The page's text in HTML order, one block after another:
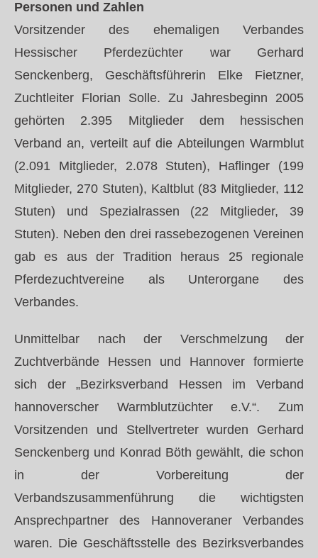
Personen und Zahlen
Vorsitzender des ehemaligen Verbandes
Hessischer Pferdezüchter war Gerhard
Senckenberg, Geschäftsführerin Elke Fietzner,
Zuchtleiter Florian Solle. Zu Jahresbeginn 2005
gehörten 2.395 Mitglieder dem hessischen
Verband an, verteilt auf die Abteilungen Warmblut
(2.091 Mitglieder, 2.078 Stuten), Haflinger (199
Mitglieder, 270 Stuten), Kaltblut (83 Mitglieder, 112
Stuten) und Spezialrassen (22 Mitglieder, 39
Stuten). Neben den drei rassebezogenen Vereinen
gab es aus der Tradition heraus 25 regionale
Pferdezuchtvereine als Unterorgane des
Verbandes.
Unmittelbar nach der Verschmelzung der
Zuchtverbände Hessen und Hannover formierte
sich der „Bezirksverband Hessen im Verband
hannoverscher Warmblutzüchter e.V.“. Zum
Vorsitzenden und Stellvertreter wurden Gerhard
Senckenberg und Konrad Böth gewählt, die schon
in der Vorbereitung der
Verbandszusammenführung die wichtigsten
Ansprechpartner des Hannoveraner Verbandes
waren. Die Geschäftsstelle des Bezirksverbandes